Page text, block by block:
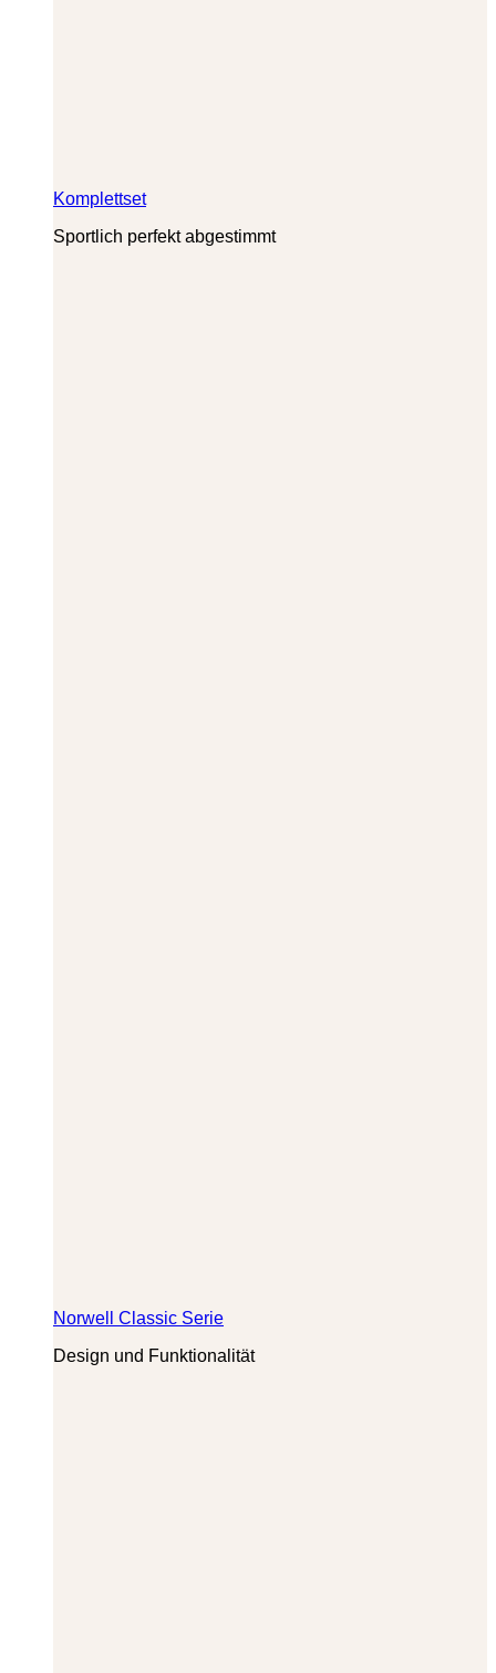
Komplettset
Sportlich perfekt abgestimmt
Norwell Classic Serie
Design und Funktionalität